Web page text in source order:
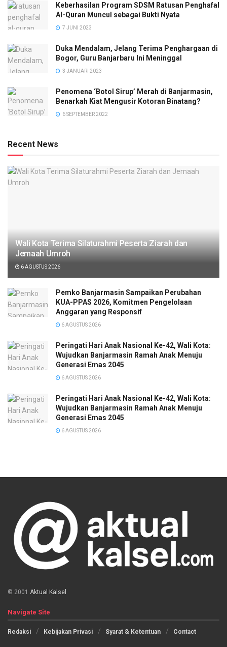
Keberhasilan Program SDSM Ratusan Penghafal
Al-Quran Muncul sebagai Bukti Nyata
7 JUNI 2023
Duka Mendalam, Jelang Terima Penghargaan di
Bogor, Guru Banjarbaru Ini Meninggal
3 JANUARI 2023
Penomena ‘Botol Sirup’ Merah di Banjarmasin,
Benarkah Kiat Mengusir Kotoran Binatang?
6 SEPTEMBER 2022
Recent News
Wali Kota Terima Silaturahmi Peserta Ziarah dan
Jemaah Umroh
6 AGUSTUS 2026
Pemko Banjarmasin Sampaikan Perubahan
KUA-PPAS 2026, Komitmen Pengelolaan
Anggaran yang Responsif
6 AGUSTUS 2026
Peringati Hari Anak Nasional Ke-42, Wali Kota:
Wujudkan Banjarmasin Ramah Anak Menuju
Generasi Emas 2045
6 AGUSTUS 2026
Peringati Hari Anak Nasional Ke-42, Wali Kota:
Wujudkan Banjarmasin Ramah Anak Menuju
Generasi Emas 2045
6 AGUSTUS 2026
© 2001 Aktual Kalsel
Navigate Site
Redaksi Kebijakan Privasi Syarat & Ketentuan Contact